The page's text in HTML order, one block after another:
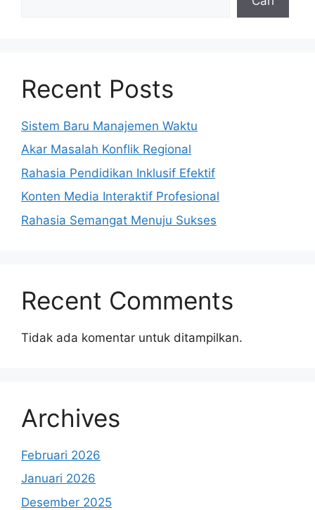
Recent Posts
Sistem Baru Manajemen Waktu
Akar Masalah Konflik Regional
Rahasia Pendidikan Inklusif Efektif
Konten Media Interaktif Profesional
Rahasia Semangat Menuju Sukses
Recent Comments
Tidak ada komentar untuk ditampilkan.
Archives
Februari 2026
Januari 2026
Desember 2025